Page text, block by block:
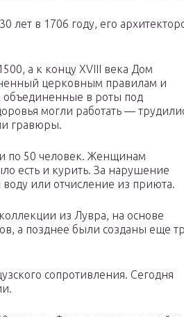
лет в 1706 году, его
а к концу XVIII века Дом
церковным правилам и
объединенные в роты под
могли работать —
гравюры.
по 50 человек. Женщинам
есть и курить. За нарушение
или отчисление из приюта.
из Лувра, на основе
а позднее были созданы еще
сопротивления. Сегодня